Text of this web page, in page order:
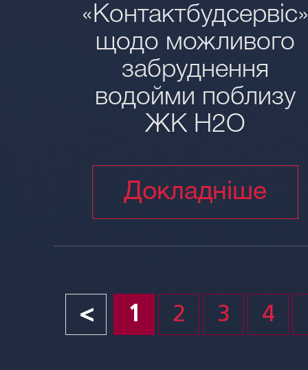
щодо можливого
забруднення
водойми поблизу
ЖК H2O
Докладніше
< 1 2 3 4